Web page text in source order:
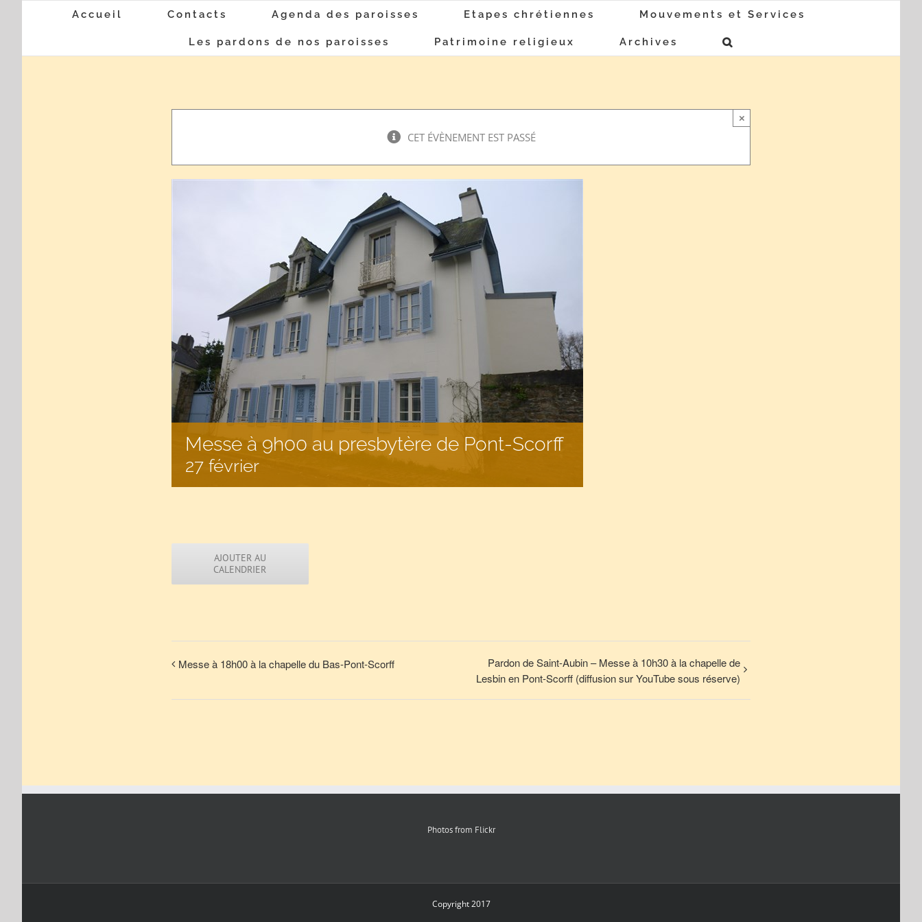
Accueil Contacts Agenda des paroisses Etapes chrétiennes Mouvements et Services
Les pardons de nos paroisses Patrimoine religieux Archives
CET ÉVÈNEMENT EST PASSÉ
×
Messe à 9h00 au presbytère de Pont-Scorff
27 février
AJOUTER AU
CALENDRIER
Messe à 18h00 à la chapelle du Bas-Pont-Scorff
Pardon de Saint-Aubin – Messe à 10h30 à la chapelle de
Lesbin en Pont-Scorff (diffusion sur YouTube sous réserve)
Photos from Flickr
Copyright 2017